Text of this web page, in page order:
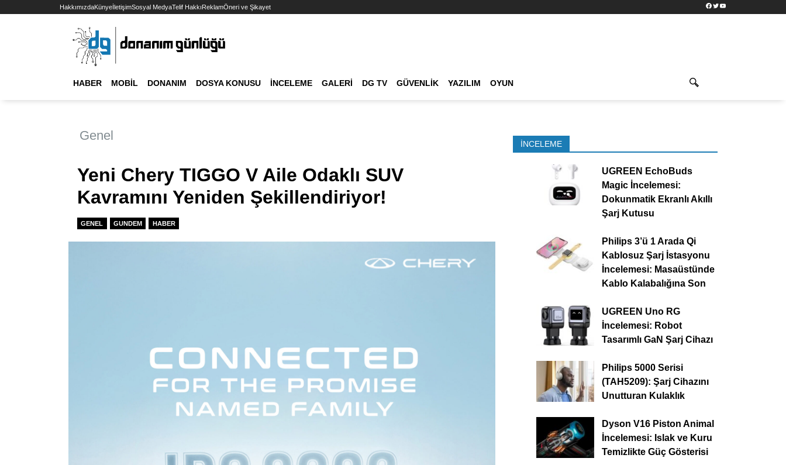
HakkımızdaKünyeİletişimSosyal MedyaTelif HakkıReklamÖneri ve Şikayet Facebook
TwitterYouTube
HABER MOBIL DONANIM DOSYA KONUSU İNCELEME GALERI DG TV GÜVENLIK YAZILIM OYUN
Genel
Yeni Chery TIGGO V Aile Odaklı SUV
Kavramını Yeniden Şekillendiriyor!
GENEL GUNDEM HABER
İNCELEME
UGREEN EchoBuds
Magic İncelemesi:
Dokunmatik Ekranlı Akıllı
Şarj Kutusu
Philips 3’ü 1 Arada Qi
Kablosuz Şarj İstasyonu
İncelemesi: Masaüstünde
Kablo Kalabalığına Son
UGREEN Uno RG
İncelemesi: Robot
Tasarımlı GaN Şarj Cihazı
Philips 5000 Serisi
(TAH5209): Şarj Cihazını
Unutturan Kulaklık
Dyson V16 Piston Animal
İncelemesi: Islak ve Kuru
Temizlikte Güç Gösterisi